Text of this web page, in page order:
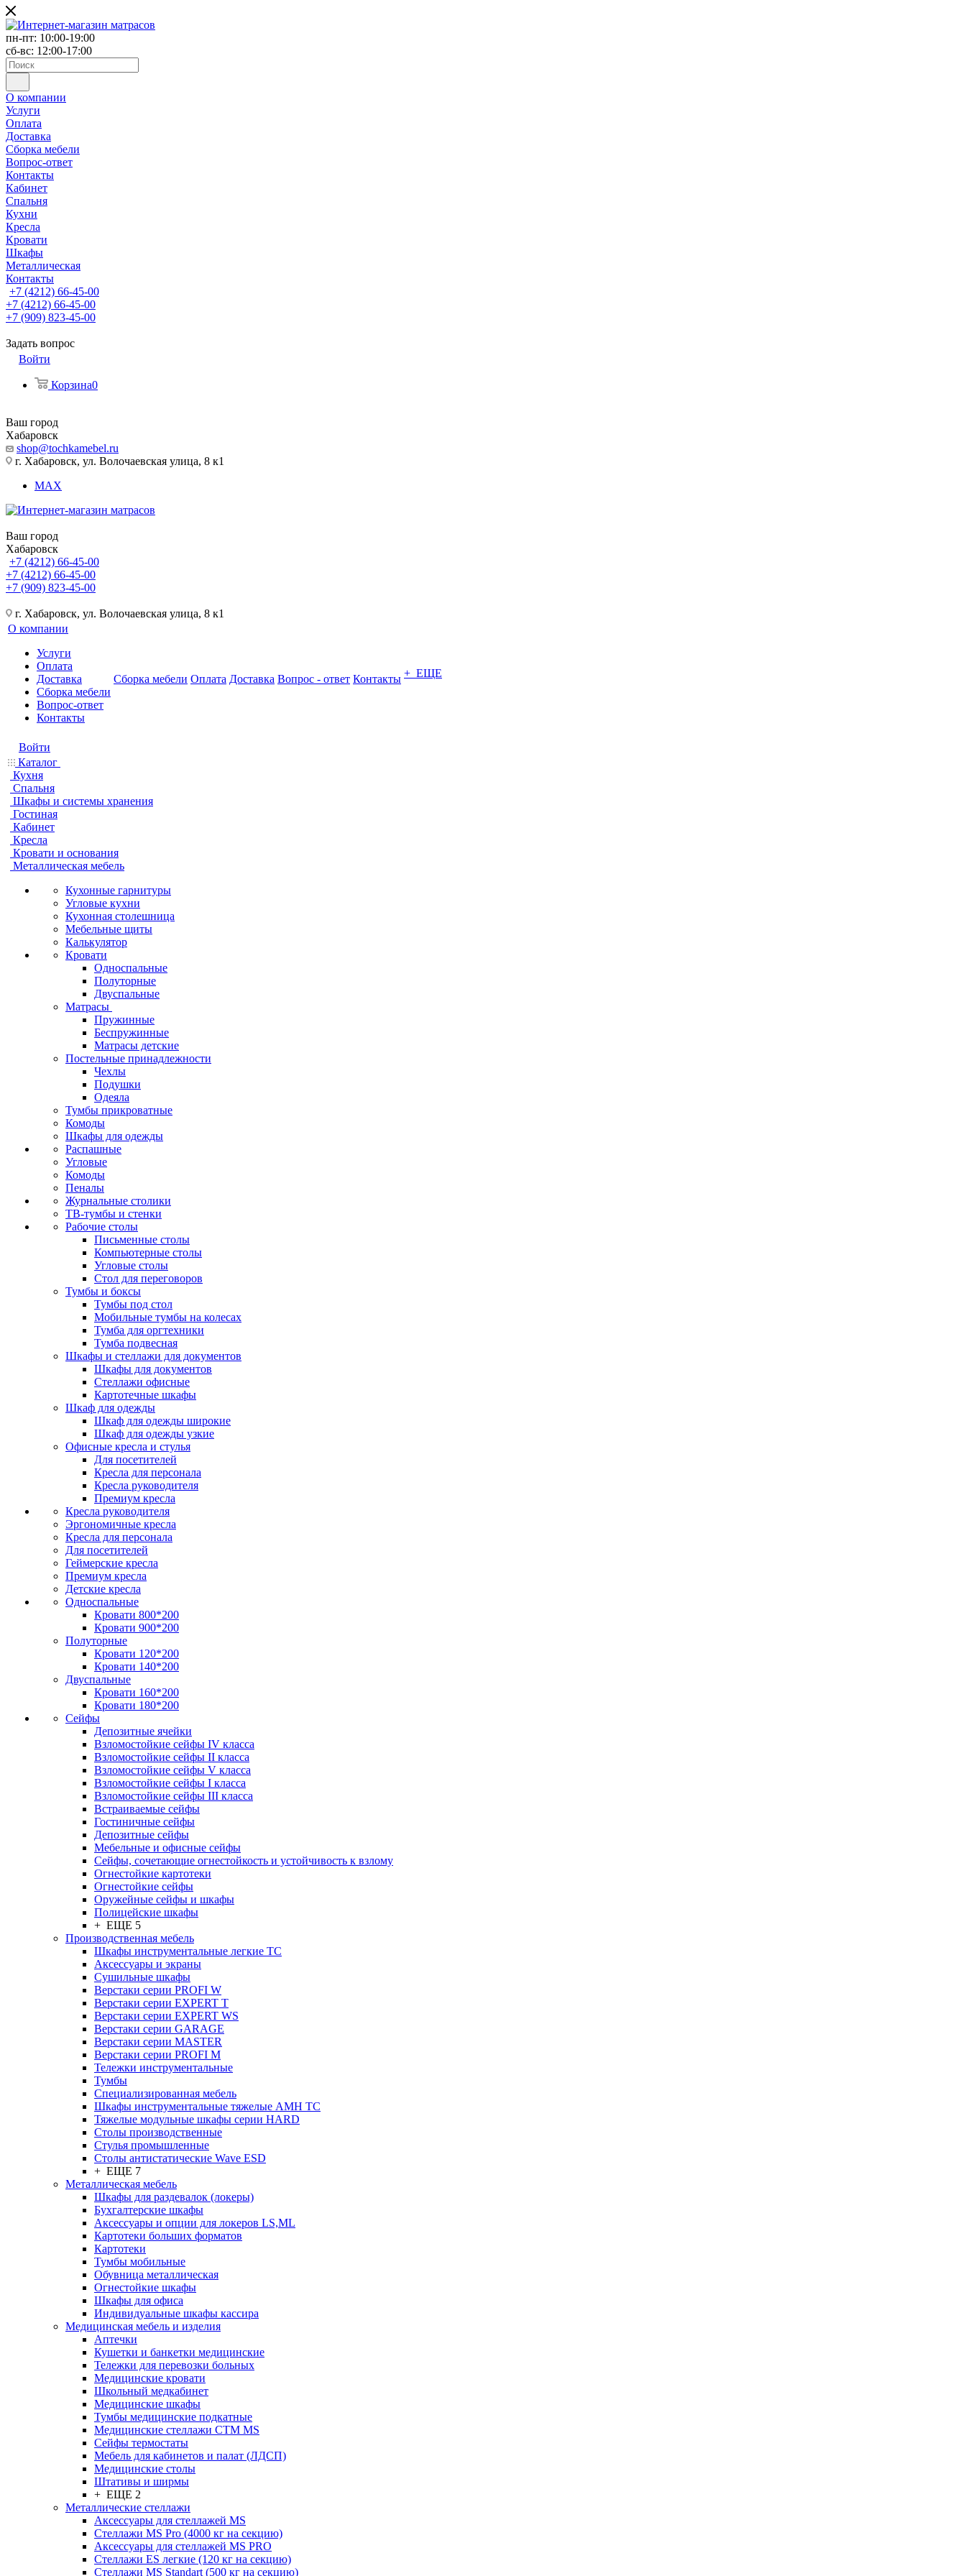
пн-пт: 10:00-19:00
сб-вс: 12:00-17:00
О компании
Услуги
Оплата
Доставка
Сборка мебели
Вопрос-ответ
Контакты
Кабинет
Спальня
Кухни
Кресла
Кровати
Шкафы
Металлическая
Контакты
+7 (4212) 66-45-00
+7 (4212) 66-45-00
+7 (909) 823-45-00
Задать вопрос
Войти
Корзина0
Ваш город
Хабаровск
shop@tochkamebel.ru
г. Хабаровск, ул. Волочаевская улица, 8 к1
MAX
Ваш город
Хабаровск
+7 (4212) 66-45-00
+7 (4212) 66-45-00
+7 (909) 823-45-00
г. Хабаровск, ул. Волочаевская улица, 8 к1
О компании
Услуги
Оплата
Доставка
Сборка мебели
Вопрос-ответ
Контакты
Сборка мебели Оплата Доставка Вопрос - ответ Контакты + ЕЩЕ
Войти
Каталог
Кухня
Спальня
Шкафы и системы хранения
Гостиная
Кабинет
Кресла
Кровати и основания
Металлическая мебель
Кухонные гарнитуры
Угловые кухни
Кухонная столешница
Мебельные щиты
Калькулятор
Кровати
Односпальные
Полуторные
Двуспальные
Матрасы
Пружинные
Беспружинные
Матрасы детские
Постельные принадлежности
Чехлы
Подушки
Одеяла
Тумбы прикроватные
Комоды
Шкафы для одежды
Распашные
Угловые
Комоды
Пеналы
Журнальные столики
ТВ‑тумбы и стенки
Рабочие столы
Письменные столы
Компьютерные столы
Угловые столы
Стол для переговоров
Тумбы и боксы
Тумбы под стол
Мобильные тумбы на колесах
Тумба для оргтехники
Тумба подвесная
Шкафы и стеллажи для документов
Шкафы для документов
Стеллажи офисные
Картотечные шкафы
Шкаф для одежды
Шкаф для одежды широкие
Шкаф для одежды узкие
Офисные кресла и стулья
Для посетителей
Кресла для персонала
Кресла руководителя
Премиум кресла
Кресла руководителя
Эргономичные кресла
Кресла для персонала
Для посетителей
Геймерские кресла
Премиум кресла
Детские кресла
Односпальные
Кровати 800*200
Кровати 900*200
Полуторные
Кровати 120*200
Кровати 140*200
Двуспальные
Кровати 160*200
Кровати 180*200
Сейфы
Депозитные ячейки
Взломостойкие сейфы IV класса
Взломостойкие сейфы II класса
Взломостойкие сейфы V класса
Взломостойкие сейфы I класса
Взломостойкие сейфы III класса
Встраиваемые сейфы
Гостиничные сейфы
Депозитные сейфы
Мебельные и офисные сейфы
Сейфы, сочетающие огнестойкость и устойчивость к взлому
Огнестойкие картотеки
Огнестойкие сейфы
Оружейные сейфы и шкафы
Полицейские шкафы
+ ЕЩЕ 5
Производственная мебель
Шкафы инструментальные легкие ТС
Аксессуары и экраны
Cушильные шкафы
Верстаки серии PROFI W
Верстаки серии EXPERT T
Верстаки серии EXPERT WS
Верстаки серии GARAGE
Верстаки серии MASTER
Верстаки серии PROFI M
Тележки инструментальные
Тумбы
Cпециализированная мебель
Шкафы инструментальные тяжелые AMH TC
Тяжелые модульные шкафы серии HARD
Столы производственные
Стулья промышленные
Столы антистатические Wave ESD
+ ЕЩЕ 7
Металлическая мебель
Шкафы для раздевалок (локеры)
Бухгалтерские шкафы
Аксессуары и опции для локеров LS,ML
Картотеки больших форматов
Картотеки
Тумбы мобильные
Обувница металлическая
Огнестойкие шкафы
Шкафы для офиса
Индивидуальные шкафы кассира
Медицинская мебель и изделия
Аптечки
Кушетки и банкетки медицинские
Тележки для перевозки больных
Медицинские кровати
Школьный медкабинет
Медицинские шкафы
Тумбы медицинские подкатные
Медицинские стеллажи CTM MS
Сейфы термостаты
Мебель для кабинетов и палат (ЛДСП)
Медицинские столы
Штативы и ширмы
+ ЕЩЕ 2
Металлические стеллажи
Аксессуары для стеллажей MS
Стеллажи MS Pro (4000 кг на секцию)
Аксессуары для стеллажей MS PRO
Стеллажи ES легкие (120 кг на секцию)
Стеллажи MS Standart (500 кг на секцию)